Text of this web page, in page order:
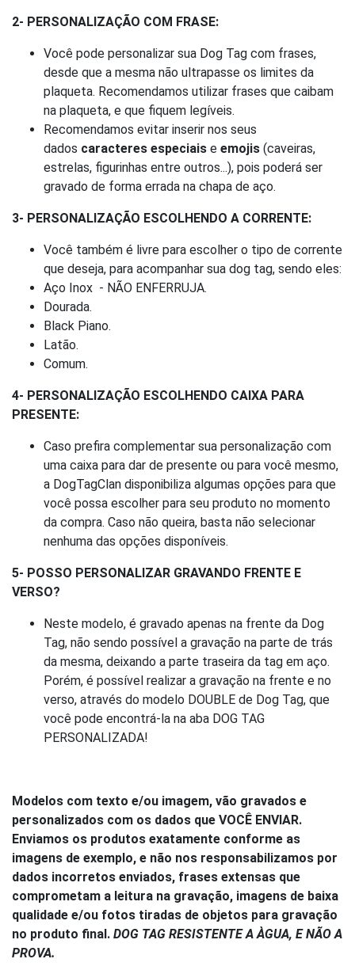
2- PERSONALIZAÇÃO COM FRASE:
Você pode personalizar sua Dog Tag com frases,
desde que a mesma não ultrapasse os limites da
plaqueta. Recomendamos utilizar frases que caibam
na plaqueta, e que fiquem legíveis.
Recomendamos evitar inserir nos seus
dados caracteres especiais e emojis (caveiras,
estrelas, figurinhas entre outros...), pois poderá ser
gravado de forma errada na chapa de aço.
3- PERSONALIZAÇÃO ESCOLHENDO A CORRENTE:
Você também é livre para escolher o tipo de corrente
que deseja, para acompanhar sua dog tag, sendo eles:
Aço Inox - NÃO ENFERRUJA.
Dourada.
Black Piano.
Latão.
Comum.
4- PERSONALIZAÇÃO ESCOLHENDO CAIXA PARA
PRESENTE:
Caso prefira complementar sua personalização com
uma caixa para dar de presente ou para você mesmo,
a DogTagClan disponibiliza algumas opções para que
você possa escolher para seu produto no momento
da compra. Caso não queira, basta não selecionar
nenhuma das opções disponíveis.
5- POSSO PERSONALIZAR GRAVANDO FRENTE E
VERSO?
Neste modelo, é gravado apenas na frente da Dog
Tag, não sendo possível a gravação na parte de trás
da mesma, deixando a parte traseira da tag em aço.
Porém, é possível realizar a gravação na frente e no
verso, através do modelo DOUBLE de Dog Tag, que
você pode encontrá-la na aba DOG TAG
PERSONALIZADA!
Modelos com texto e/ou imagem, vão gravados e
personalizados com os dados que VOCÊ ENVIAR.
Enviamos os produtos exatamente conforme as
imagens de exemplo, e não nos responsabilizamos por
dados incorretos enviados, frases extensas que
comprometam a leitura na gravação, imagens de baixa
qualidade e/ou fotos tiradas de objetos para gravação
no produto final. DOG TAG RESISTENTE A ÀGUA, E NÃO A
PROVA.